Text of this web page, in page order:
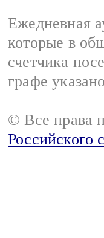
Ежедневная
которые в
счетчика
графе
© Все права
Российского